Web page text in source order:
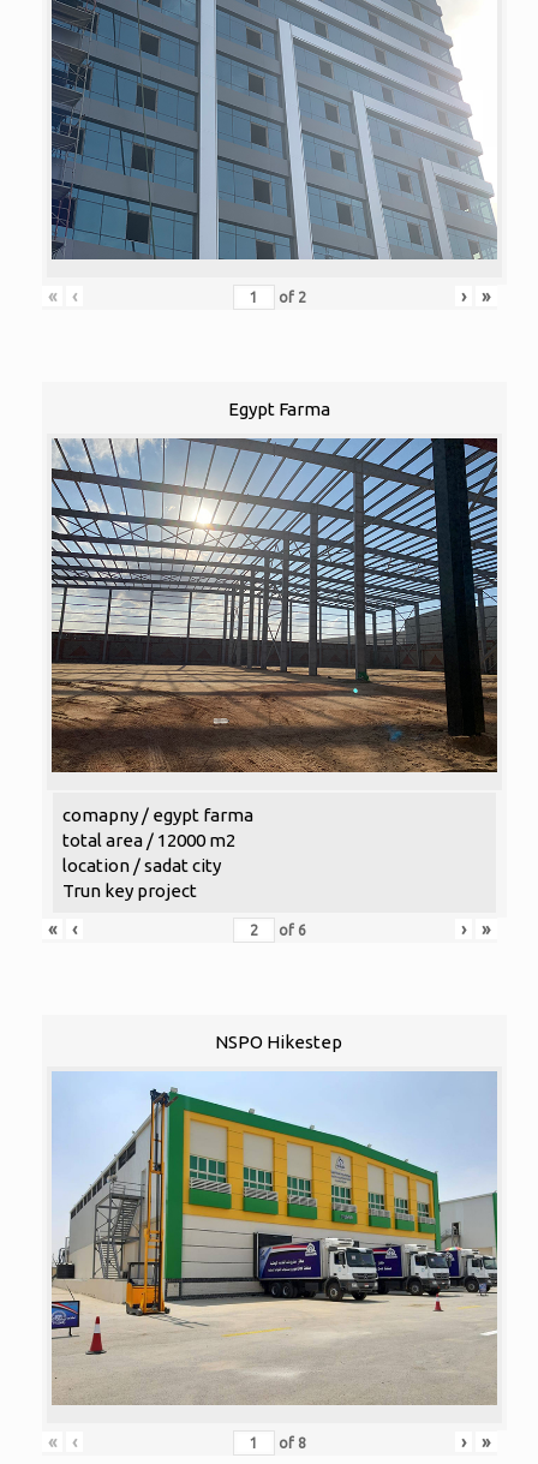
« ‹ of 2 › »
Egypt Farma
comapny / egypt farma
total area / 12000 m2
location / sadat city
Trun key project
«
‹ of 6 › »
NSPO Hikestep
« ‹ of 8 › »